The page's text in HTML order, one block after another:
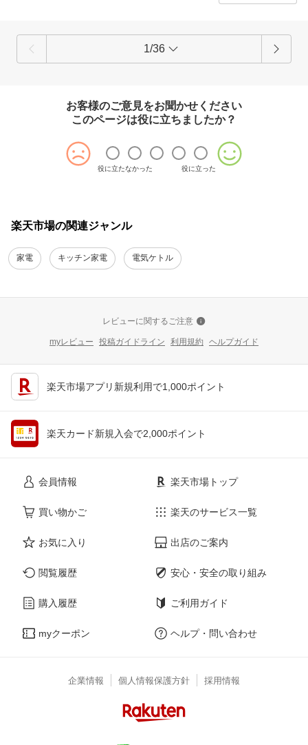
1/36
お客様のご意見をお聞かせください
このページは役に立ちましたか？
役に立たなかった 役に立った
楽天市場の関連ジャンル
家電 キッチン家電 電気ケトル
レビューに関するご注意
myレビュー 投稿ガイドライン 利用規約 ヘルプガイド
楽天市場アプリ新規利用で1,000ポイント
楽天カード新規入会で2,000ポイント
会員情報
買い物かご
お気に入り
閲覧履歴
購入履歴
myクーポン
楽天市場トップ
楽天のサービス一覧
出店のご案内
安心・安全の取り組み
ご利用ガイド
ヘルプ・問い合わせ
企業情報 個人情報保護方針 採用情報